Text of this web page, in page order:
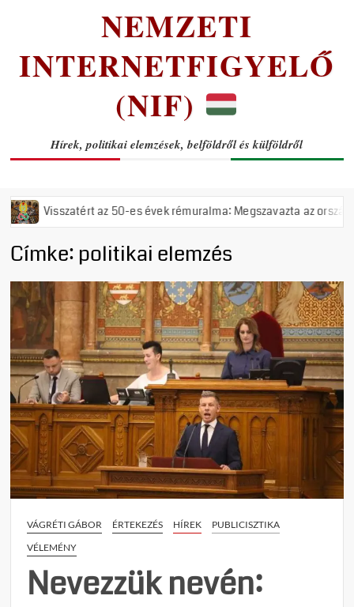
NEMZETI
INTERNETFIGYELŐ
(NIF)
Hírek, politikai elemzések, belföldről és külföldről
es évek rémuralma: Megszavazta az országgyűlés a tiszás ÁVH
Címke: politikai elemzés
VÁGRÉTI GÁBOR ÉRTEKEZÉS HÍREK
PUBLICISZTIKA
VÉLEMÉNY
Nevezzük nevén: